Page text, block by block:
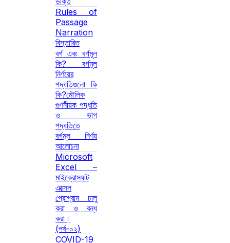
Rules of
Passage
Narration
বিস্তারিত
বর্গ এবং বর্গমূল
কি? বর্গমূল
নির্ণয়ের
পদ্ধতিগুলো কি
কি?মৌলিক
গুণনীয়ক পদ্ধতি
ও ভাগ
পদ্ধতিতে
বর্গমূল নির্ণয়
আলোচনা
Microsoft
Excel –
মাইক্রোসফট
এক্সেল
প্রোগ্রাম চালু
করা ও বন্ধ
করা।
(পর্ব-০২)
COVID-19